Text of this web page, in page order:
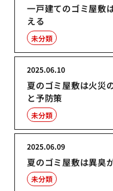
一戸建てのゴミ屋敷
える
未分類
夏のゴミ屋敷は火災
と予防策
2025.06.10
未分類
夏のゴミ屋敷は異臭
2025.06.09
未分類